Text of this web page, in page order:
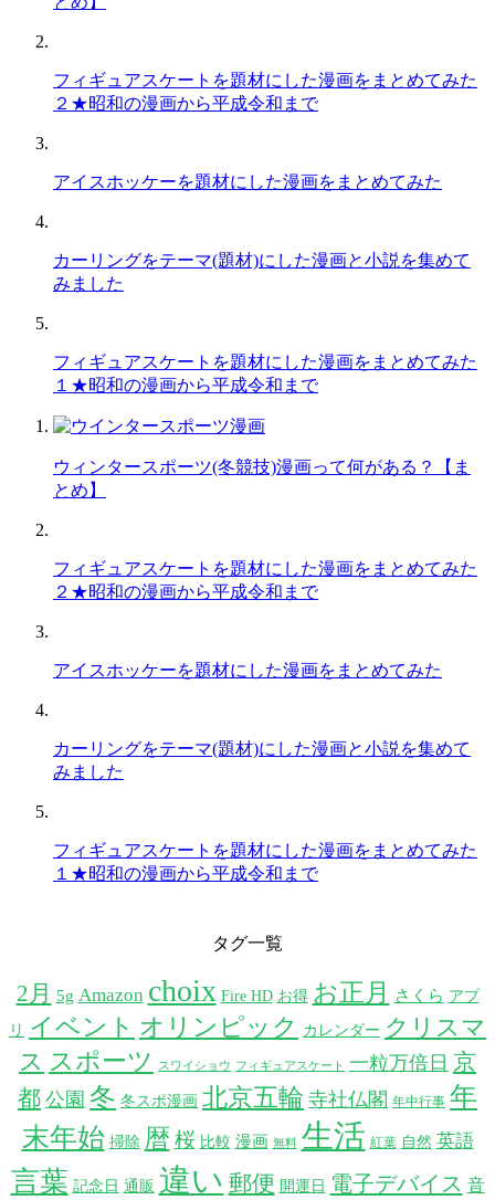
フィギュアスケートを題材にした漫画をまとめてみた
２★昭和の漫画から平成令和まで
アイスホッケーを題材にした漫画をまとめてみた
カーリングをテーマ(題材)にした漫画と小説を集めて
みました
フィギュアスケートを題材にした漫画をまとめてみた
１★昭和の漫画から平成令和まで
ウィンタースポーツ(冬競技)漫画って何がある？【ま
とめ】
フィギュアスケートを題材にした漫画をまとめてみた
２★昭和の漫画から平成令和まで
アイスホッケーを題材にした漫画をまとめてみた
カーリングをテーマ(題材)にした漫画と小説を集めて
みました
フィギュアスケートを題材にした漫画をまとめてみた
１★昭和の漫画から平成令和まで
タグ一覧
2月 5g Amazon choix Fire HD お得 お正月 さくら アプ
リ イベント オリンピック カレンダー クリスマ
ス スポーツ スワイショウ フィギュアスケート 一粒万倍日 京
都 公園 冬 冬スポ漫画 北京五輪 寺社仏閣 年中行事 年
末年始 掃除 暦 桜 比較 漫画 無料 生活 紅葉 自然 英語
言葉 記念日 通販 違い 郵便 開運日 電子デバイス 音